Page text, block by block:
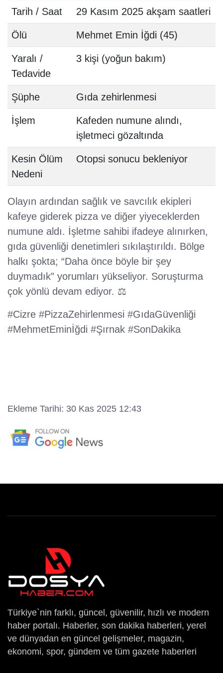
Tarih / Saat 29 Kasım 2025 akşam saatleri
Ölü Mehmet Emin İğdi (45)
Yaralı /
Tedavide
3 kişi (yoğun bakım)
Şüphe Gıda zehirlenmesi
İşlem
Kafeden numune alındı,
işletmeci gözaltında
Kesin Ölüm
Nedeni
Otopsi sonucu bekleniyor
Olayın ardından sağlık ve savcılık ekipleri
kafeye giderek pizza ve diğer yiyeceklerden
numune aldı. İşletme sahibi ifadeye alınırken,
gıda güvenliği denetimleri sıkılaştırıldı. Bölge
halkı şokta; “Daha önce böyle bir şey
duymadık” yorumları yükseliyor. Soruşturma
çok yönlü devam ediyor. ⚖️
#Cizre #PizzaZehirlenmesi #GıdaGüvenliği
#MehmetEminİğdi #Şırnak #SonDakika
Ekleme Tarihi: 30 Kas 2025 12:43
Türkiye`nin farklı, güncel, güvenilir, hızlı ve modern
haber portalı. Haberler, son dakika haberleri, yerel
ve dünyadan en güncel gelişmeler, magazin,
ekonomi, spor, gündem ve tüm gazete haberleri